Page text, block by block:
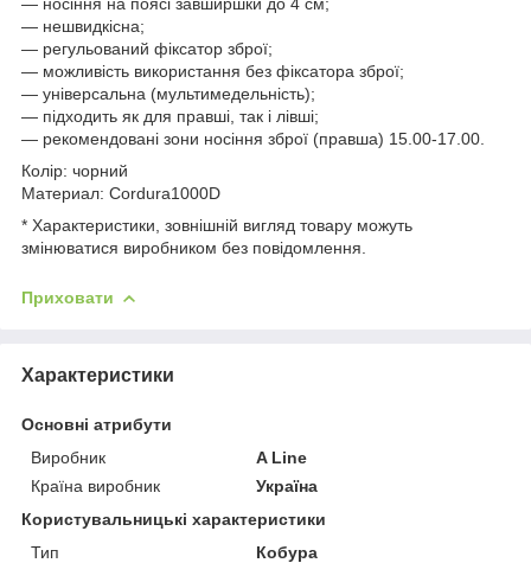
— нешвидкісна;
— регульований фіксатор зброї;
— можливість використання без фіксатора зброї;
— універсальна (мультимедельність);
— підходить як для правші, так і лівші;
— рекомендовані зони носіння зброї (правша) 15.00-17.00.
Колір: чорний
Материал: Cordura1000D
* Характеристики, зовнішній вигляд товару можуть
змінюватися виробником без повідомлення.
Приховати
Характеристики
Основні атрибути
Виробник
A Line
Країна виробник
Україна
Користувальницькі характеристики
Тип
Кобура